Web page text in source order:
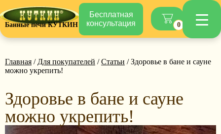
Банные печи КУТКИН
Бесплатная
консультация
0
Главная / Для покупателей /Статьи / Здоровье в бане и сауне
можно укрепить!
Здоровье в бане и сауне
можно укрепить!